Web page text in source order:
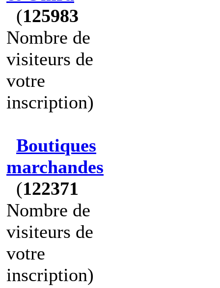
(125983
Nombre de
visiteurs de
votre
inscription)
Boutiques
marchandes
(122371
Nombre de
visiteurs de
votre
inscription)